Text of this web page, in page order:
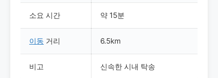
소요 시간 약 15분
이동 거리 6.5km
비고 신속한 시내 탁송